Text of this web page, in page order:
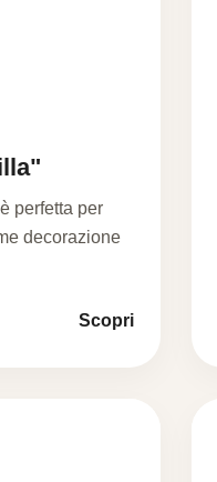
perfetta per
decorazione
Scopri